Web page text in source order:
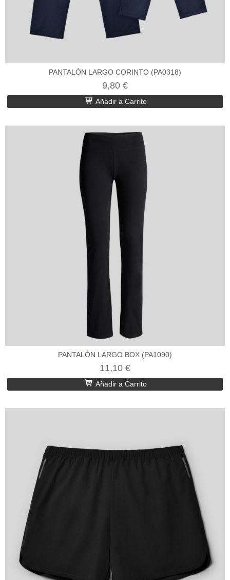
PANTALÓN LARGO CORINTO (PA0318)
9,80 €
Añadir a Carrito
PANTALÓN LARGO BOX (PA1090)
11,10 €
Añadir a Carrito